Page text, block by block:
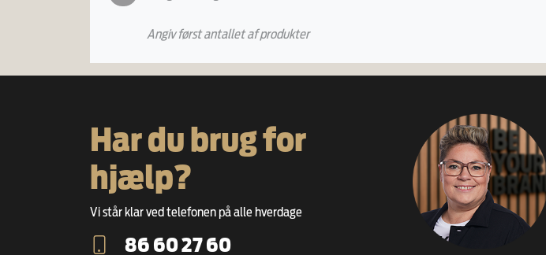
Angiv først antallet af produkter
Har du brug for
hjælp?
Vi står klar ved telefonen på alle hverdage
86 60 27 60